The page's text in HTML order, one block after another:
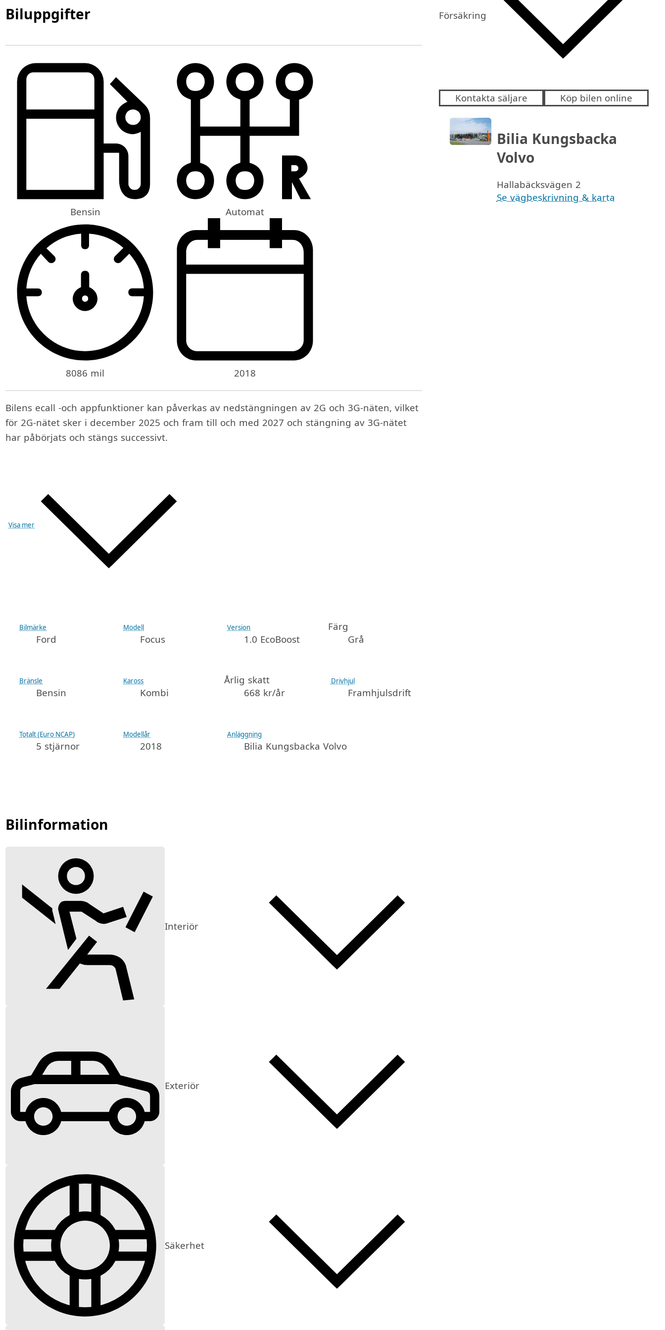
Försäkring
Kontakta säljare Köp bilen online
Bilia Kungsbacka
Volvo
Hallabäcksvägen 2
Se vägbeskrivning & karta
Biluppgifter
Bensin Automat
8086 mil 2018
Bilens ecall -och appfunktioner kan påverkas av nedstängningen av 2G och 3G-näten, vilket
för 2G-nätet sker i december 2025 och fram till och med 2027 och stängning av 3G-nätet
har påbörjats och stängs successivt.
Visa mer
Bilmärke
Ford
Modell
Focus
Version
1.0 EcoBoost
Färg
Grå
Bränsle
Bensin
Kaross
Kombi
Årlig skatt
668 kr/år
Drivhjul
Framhjulsdrift
Totalt (Euro NCAP)
5 stjärnor
Modellår
2018
Anläggning
Bilia Kungsbacka Volvo
Bilinformation
Interiör
Exteriör
Säkerhet